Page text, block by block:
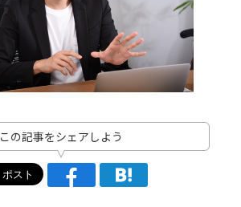
この記事をシェアしよう